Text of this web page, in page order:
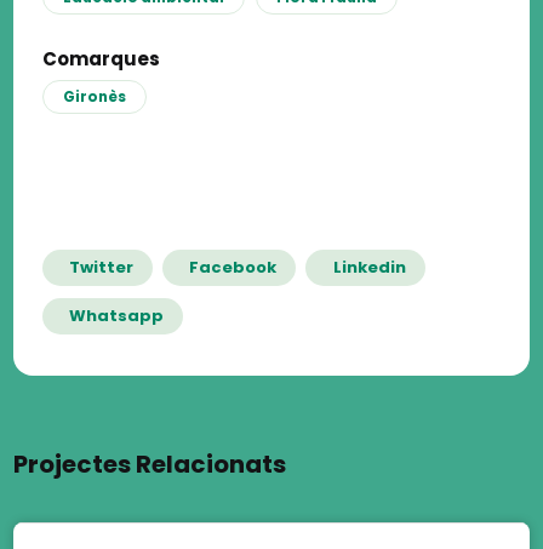
Comarques
Gironès
Twitter Facebook Linkedin
Whatsapp
Projectes Relacionats